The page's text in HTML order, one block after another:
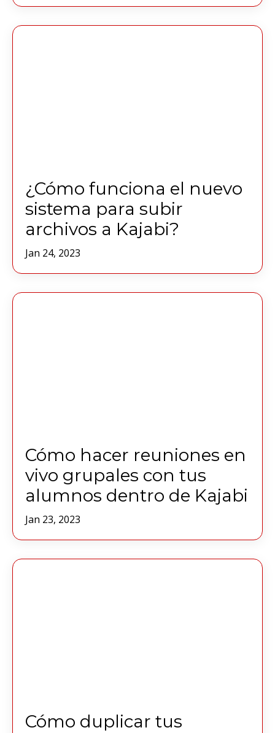
¿Cómo funciona el nuevo
sistema para subir
archivos a Kajabi?
Jan 24, 2023
Cómo hacer reuniones en
vivo grupales con tus
alumnos dentro de Kajabi
Jan 23, 2023
Cómo duplicar tus